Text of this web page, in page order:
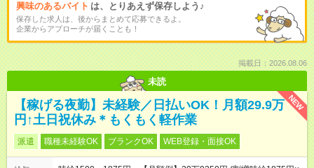
興味のあるバイト は、とりあえず保存しよう♪
保存した求人は、後からまとめて応募できるよ。
企業からアプローチが届くことも！
掲載日：2026.08.06
未読
NEW
【稼げる夜勤】未経験／日払いOK！月額29.9万
円↑土日祝休み＊もくもく軽作業
派遣 職種未経験OK ブランクOK WEB登録・面接OK